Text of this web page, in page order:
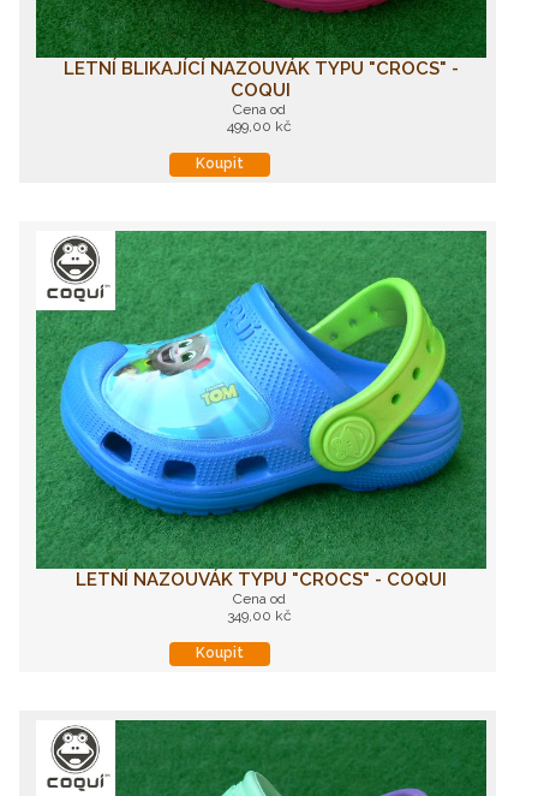
LETNÍ BLIKAJÍCÍ NAZOUVÁK TYPU "CROCS" -
COQUI
Cena od
499,00 kč
Koupit
LETNÍ NAZOUVÁK TYPU "CROCS" - COQUI
Cena od
349,00 kč
Koupit